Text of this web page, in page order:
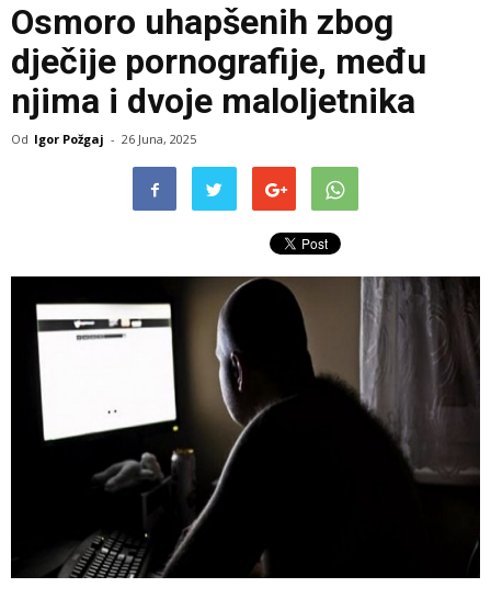
Osmoro uhapšenih zbog
dječije pornografije, među
njima i dvoje maloljetnika
Od Igor Požgaj - 26 Juna, 2025